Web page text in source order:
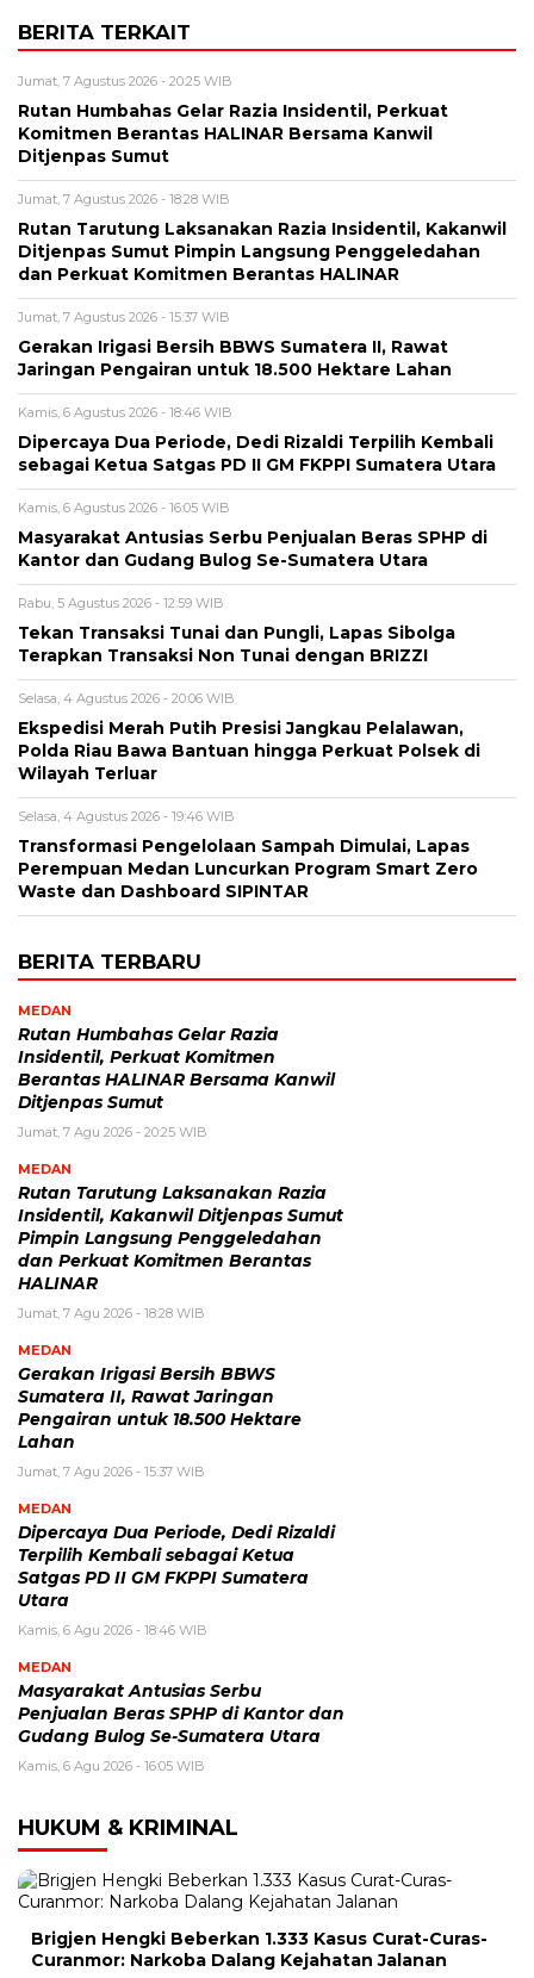
BERITA TERKAIT
Jumat, 7 Agustus 2026 - 20:25 WIB
Rutan Humbahas Gelar Razia Insidentil, Perkuat
Komitmen Berantas HALINAR Bersama Kanwil
Ditjenpas Sumut
Jumat, 7 Agustus 2026 - 18:28 WIB
Rutan Tarutung Laksanakan Razia Insidentil, Kakanwil
Ditjenpas Sumut Pimpin Langsung Penggeledahan
dan Perkuat Komitmen Berantas HALINAR
Jumat, 7 Agustus 2026 - 15:37 WIB
Gerakan Irigasi Bersih BBWS Sumatera II, Rawat
Jaringan Pengairan untuk 18.500 Hektare Lahan
Kamis, 6 Agustus 2026 - 18:46 WIB
Dipercaya Dua Periode, Dedi Rizaldi Terpilih Kembali
sebagai Ketua Satgas PD II GM FKPPI Sumatera Utara
Kamis, 6 Agustus 2026 - 16:05 WIB
Masyarakat Antusias Serbu Penjualan Beras SPHP di
Kantor dan Gudang Bulog Se-Sumatera Utara
Rabu, 5 Agustus 2026 - 12:59 WIB
Tekan Transaksi Tunai dan Pungli, Lapas Sibolga
Terapkan Transaksi Non Tunai dengan BRIZZI
Selasa, 4 Agustus 2026 - 20:06 WIB
Ekspedisi Merah Putih Presisi Jangkau Pelalawan,
Polda Riau Bawa Bantuan hingga Perkuat Polsek di
Wilayah Terluar
Selasa, 4 Agustus 2026 - 19:46 WIB
Transformasi Pengelolaan Sampah Dimulai, Lapas
Perempuan Medan Luncurkan Program Smart Zero
Waste dan Dashboard SIPINTAR
BERITA TERBARU
MEDAN
Rutan Humbahas Gelar Razia
Insidentil, Perkuat Komitmen
Berantas HALINAR Bersama Kanwil
Ditjenpas Sumut
Jumat, 7 Agu 2026 - 20:25 WIB
MEDAN
Rutan Tarutung Laksanakan Razia
Insidentil, Kakanwil Ditjenpas Sumut
Pimpin Langsung Penggeledahan
dan Perkuat Komitmen Berantas
HALINAR
Jumat, 7 Agu 2026 - 18:28 WIB
MEDAN
Gerakan Irigasi Bersih BBWS
Sumatera II, Rawat Jaringan
Pengairan untuk 18.500 Hektare
Lahan
Jumat, 7 Agu 2026 - 15:37 WIB
MEDAN
Dipercaya Dua Periode, Dedi Rizaldi
Terpilih Kembali sebagai Ketua
Satgas PD II GM FKPPI Sumatera
Utara
Kamis, 6 Agu 2026 - 18:46 WIB
MEDAN
Masyarakat Antusias Serbu
Penjualan Beras SPHP di Kantor dan
Gudang Bulog Se-Sumatera Utara
Kamis, 6 Agu 2026 - 16:05 WIB
HUKUM & KRIMINAL
Brigjen Hengki Beberkan 1.333 Kasus Curat-Curas-
Curanmor: Narkoba Dalang Kejahatan Jalanan